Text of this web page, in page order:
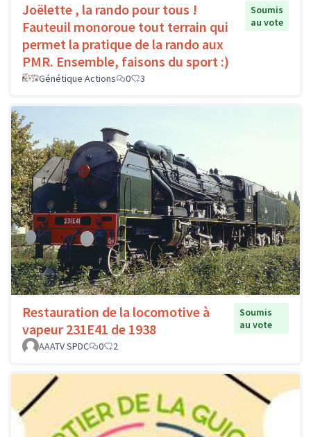
Joëlette , la rando pour tous !
Fauteuil monoroue tout terrain qui
permet la pratique de la rando aux
PMR. Ensemble, faisons du sport :)
Soumis
au vote
Génétique Actions 0 3
Restauration de la locomotive à
vapeur 231E41 de 1938
Soumis
au vote
AAATV SPDC
0 2